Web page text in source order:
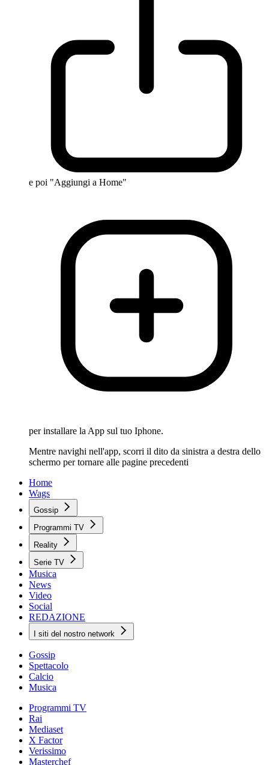
e poi "Aggiungi a Home"
per installare la App sul tuo Iphone.
Mentre navighi nell'app, scorri il dito da sinistra a destra dello
schermo per tornare alle pagine precedenti
Home
Wags
Gossip
Programmi TV
Reality
Serie TV
Musica
News
Video
Social
REDAZIONE
I siti del nostro network
Gossip
Spettacolo
Calcio
Musica
Programmi TV
Rai
Mediaset
X Factor
Verissimo
Masterchef